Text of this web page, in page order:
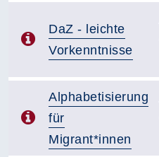
DaZ - leichte
Vorkenntnisse
Alphabetisierung
für
Migrant*innen